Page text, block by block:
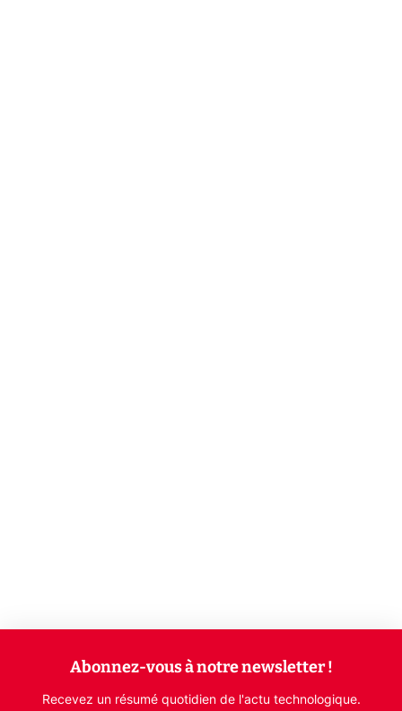
Abonnez-vous à notre newsletter !
Recevez un résumé quotidien de l'actu technologique.